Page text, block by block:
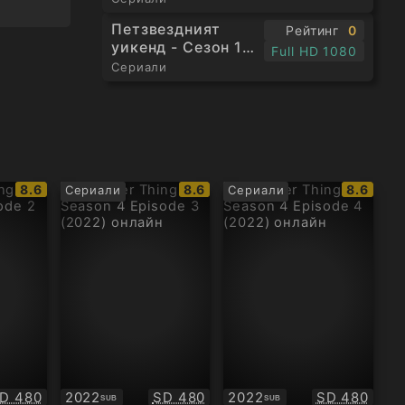
Петзвездният
уикенд - Сезон 1
Епизод 4
Сериали
Рейтинг
0
Full HD 1080
IMDb
рейтинг:
8.6
480
Сериали
IMDb
рейтинг:
8.6
2022SUB Качество:
SD 480
Сериали
IMDb
8.6
2022SUB Качество:
SD 480